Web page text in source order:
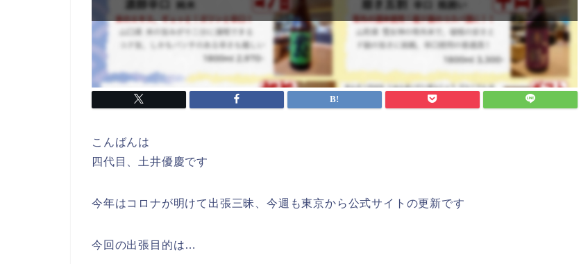
こんばんは
四代目、土井優慶です
今年はコロナが明けて出張三昧、今週も東京から公式サイトの更新です
今回の出張目的は…